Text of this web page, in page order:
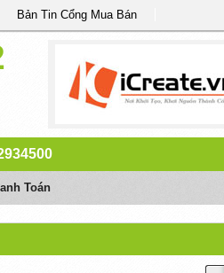
Bản Tin Cổng Mua Bán
Toán